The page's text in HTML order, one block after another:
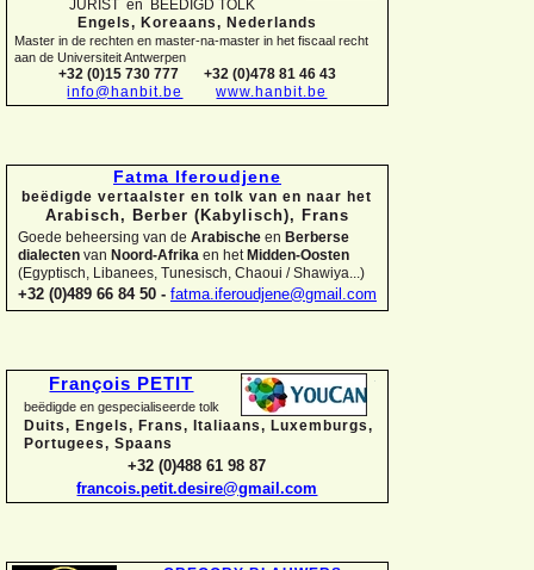
JURIST en BEËDIGD TOLK
Engels, Koreaans, Nederlands
Master in de rechten en master-na-master in het fiscaal recht
aan de Universiteit Antwerpen
+32 (0)15 730 777
+32 (0)478 81 46 43
info@hanbit.be
www.hanbit.be
Fatma Iferoudjene
beëdigde vertaalster en tolk van en naar het
Arabisch, Berber (Kabylisch), Frans
Goede beheersing van de Arabische en Berberse
dialecten van Noord-Afrika en hetMidden-Oosten
(Egyptisch, Libanees, Tunesisch, Chaoui / Shawiya...)
+32 (0)489 66 84 50 - fatma.iferoudjene@gmail.com
François PETIT
beëdigde en gespecialiseerde tolk
Duits, Engels, Frans, Italiaans, Luxemburgs,
Portugees, Spaans
+32 (0)488 61 98 87
francois.petit.desire@gmail.com